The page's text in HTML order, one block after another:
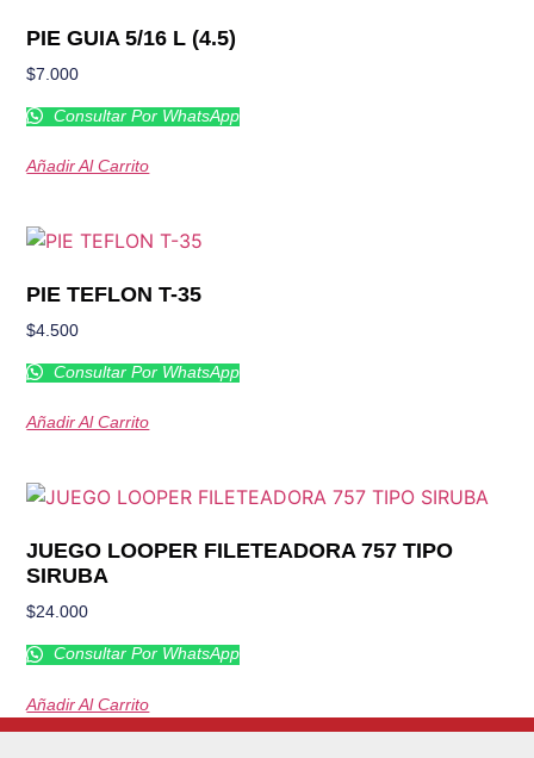
PIE GUIA 5/16 L (4.5)
$7.000
Consultar Por WhatsApp
Añadir Al Carrito
PIE TEFLON T-35
$4.500
Consultar Por WhatsApp
Añadir Al Carrito
JUEGO LOOPER FILETEADORA 757 TIPO
SIRUBA
$24.000
Consultar Por WhatsApp
Añadir Al Carrito